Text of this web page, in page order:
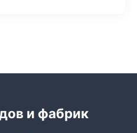
и фабрик